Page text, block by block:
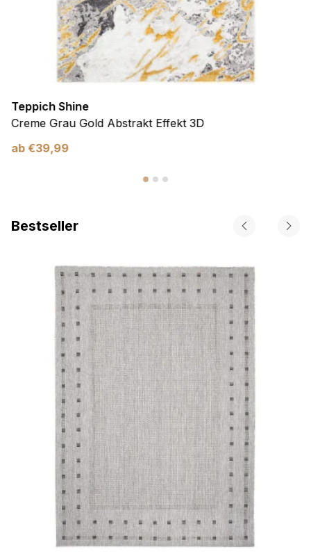
Teppich Shine
Creme Grau Gold Abstrakt Effekt 3D
ab €39,99
Bestseller